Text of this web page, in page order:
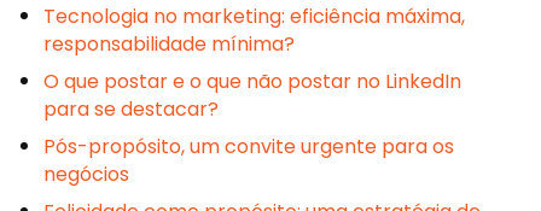
Tecnologia no marketing: eficiência máxima,
responsabilidade mínima?
O que postar e o que não postar no LinkedIn
para se destacar?
Pós-propósito, um convite urgente para os
negócios